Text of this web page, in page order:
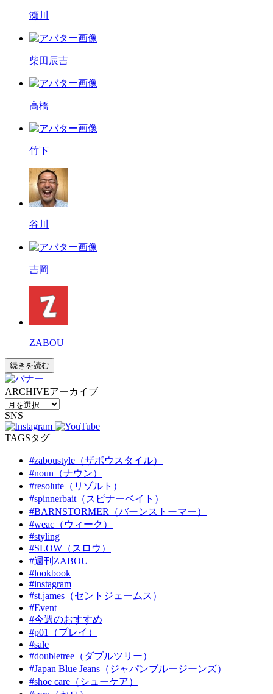
瀬川
柴田辰吉
高橋
竹下
谷川
吉岡
ZABOU
続きを読む
ARCHIVEアーカイブ
SNS
TAGSタグ
#zaboustyle（ザボウスタイル）
#noun（ナウン）
#resolute（リゾルト）
#spinnerbait（スピナーベイト）
#BARNSTORMER（バーンストーマー）
#weac（ウィーク）
#styling
#SLOW（スロウ）
#週刊ZABOU
#lookbook
#instagram
#st.james（セントジェームス）
#Event
#今週のおすすめ
#p01（プレイ）
#sale
#doubletree（ダブルツリー）
#Japan Blue Jeans（ジャパンブルージーンズ）
#shoe care（シューケア）